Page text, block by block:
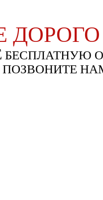
БЕСПЛАТНУЮ
ПОЗВОНИТЕ
24